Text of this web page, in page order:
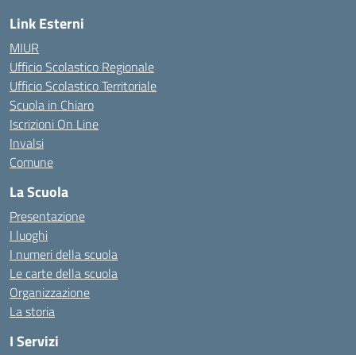
Link Esterni
MIUR
Ufficio Scolastico Regionale
Ufficio Scolastico Territoriale
Scuola in Chiaro
Iscrizioni On Line
Invalsi
Comune
La Scuola
Presentazione
I luoghi
I numeri della scuola
Le carte della scuola
Organizzazione
La storia
I Servizi